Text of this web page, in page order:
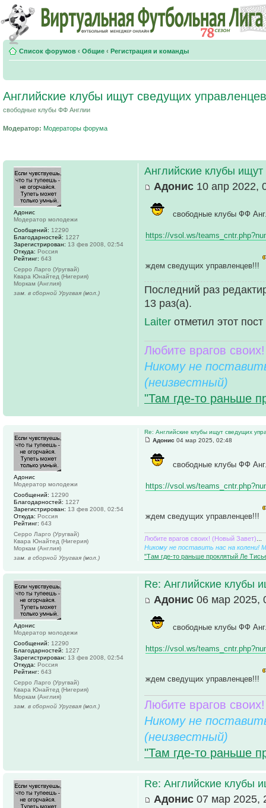
Список форумов ‹ Общие ‹ Регистрация и команды
Английские клубы ищут сведущих управленцев
свободные клубы ФФ Англии
Модератор: Модераторы форума
Английские клубы
Адонис 10 апр 2022,
свободные клубы ФФ
https://vsol.ws/
ждем сведущих управленцев!!!
Последний раз
13 раз(а).
Laiter отметил этот
Любите врагов
Никому не
(неизвестный)
"Там где-то раньше
Адонис
Модератор молодежи
Сообщений: 12290
Благодарностей: 1227
Зарегистрирован: 13 фев 2008, 02:54
Откуда: Россия
Рейтинг: 643
Серро Ларго (Уругвай)
Квара Юнайтед (Нигерия)
Моркам (Англия)
зам. в сборной Уругвая (мол.)
Re: Английские клубы ищут сведущих
Адонис 04 мар 2025, 02:48
свободные клубы ФФ
https://vsol.ws/
ждем сведущих управленцев!!!
Любите врагов своих! (Новый Завет)
Никому не поставить нас на колени!
"Там где-то раньше проклятый Ле
Адонис
Модератор молодежи
Сообщений: 12290
Благодарностей: 1227
Зарегистрирован: 13 фев 2008, 02:54
Откуда: Россия
Рейтинг: 643
Серро Ларго (Уругвай)
Квара Юнайтед (Нигерия)
Моркам (Англия)
зам. в сборной Уругвая (мол.)
Re: Английские клубы
Адонис 06 мар 2025,
свободные клубы ФФ
https://vsol.ws/
ждем сведущих управленцев!!!
Любите врагов
Никому не
(неизвестный)
"Там где-то раньше
Адонис
Модератор молодежи
Сообщений: 12290
Благодарностей: 1227
Зарегистрирован: 13 фев 2008, 02:54
Откуда: Россия
Рейтинг: 643
Серро Ларго (Уругвай)
Квара Юнайтед (Нигерия)
Моркам (Англия)
зам. в сборной Уругвая (мол.)
Re: Английские клубы
Адонис 07 мар 2025,